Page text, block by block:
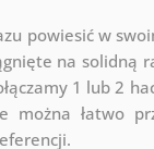
powiesić w
na solidną
1 lub 2
można łatwo